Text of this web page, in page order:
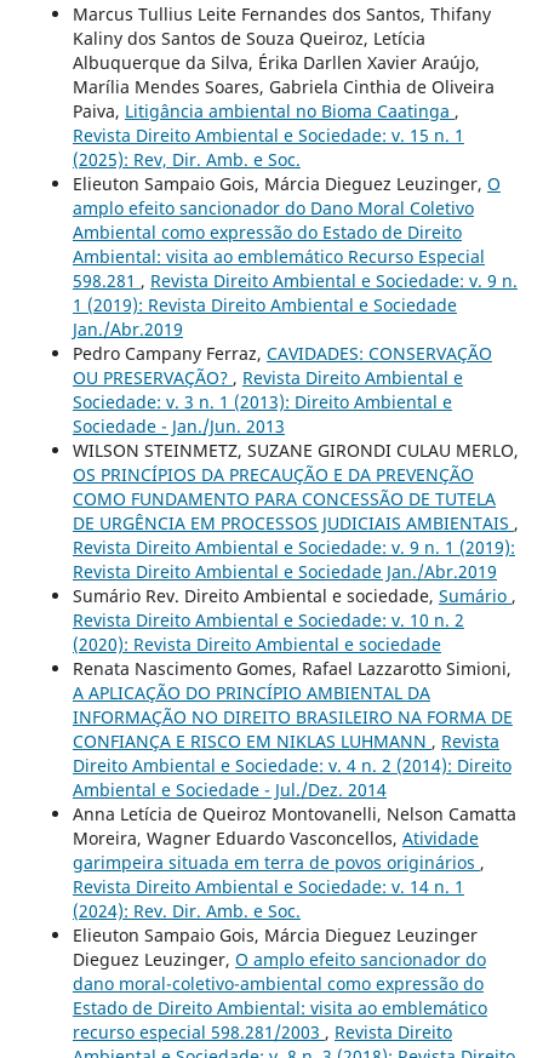
Marcus Tullius Leite Fernandes dos Santos, Thifany
Kaliny dos Santos de Souza Queiroz, Letícia
Albuquerque da Silva, Érika Darllen Xavier Araújo,
Marília Mendes Soares, Gabriela Cinthia de Oliveira
Paiva, Litigância ambiental no Bioma Caatinga ,
Revista Direito Ambiental e Sociedade: v. 15 n. 1
(2025): Rev, Dir. Amb. e Soc.
Elieuton Sampaio Gois, Márcia Dieguez Leuzinger, O
amplo efeito sancionador do Dano Moral Coletivo
Ambiental como expressão do Estado de Direito
Ambiental: visita ao emblemático Recurso Especial
598.281 , Revista Direito Ambiental e Sociedade: v. 9 n.
1 (2019): Revista Direito Ambiental e Sociedade
Jan./Abr.2019
Pedro Campany Ferraz, CAVIDADES: CONSERVAÇÃO
OU PRESERVAÇÃO? , Revista Direito Ambiental e
Sociedade: v. 3 n. 1 (2013): Direito Ambiental e
Sociedade - Jan./Jun. 2013
WILSON STEINMETZ, SUZANE GIRONDI CULAU MERLO,
OS PRINCÍPIOS DA PRECAUÇÃO E DA PREVENÇÃO
COMO FUNDAMENTO PARA CONCESSÃO DE TUTELA
DE URGÊNCIA EM PROCESSOS JUDICIAIS AMBIENTAIS ,
Revista Direito Ambiental e Sociedade: v. 9 n. 1 (2019):
Revista Direito Ambiental e Sociedade Jan./Abr.2019
Sumário Rev. Direito Ambiental e sociedade, Sumário ,
Revista Direito Ambiental e Sociedade: v. 10 n. 2
(2020): Revista Direito Ambiental e sociedade
Renata Nascimento Gomes, Rafael Lazzarotto Simioni,
A APLICAÇÃO DO PRINCÍPIO AMBIENTAL DA
INFORMAÇÃO NO DIREITO BRASILEIRO NA FORMA DE
CONFIANÇA E RISCO EM NIKLAS LUHMANN , Revista
Direito Ambiental e Sociedade: v. 4 n. 2 (2014): Direito
Ambiental e Sociedade - Jul./Dez. 2014
Anna Letícia de Queiroz Montovanelli, Nelson Camatta
Moreira, Wagner Eduardo Vasconcellos, Atividade
garimpeira situada em terra de povos originários ,
Revista Direito Ambiental e Sociedade: v. 14 n. 1
(2024): Rev. Dir. Amb. e Soc.
Elieuton Sampaio Gois, Márcia Dieguez Leuzinger
Dieguez Leuzinger, O amplo efeito sancionador do
dano moral-coletivo-ambiental como expressão do
Estado de Direito Ambiental: visita ao emblemático
recurso especial 598.281/2003 , Revista Direito